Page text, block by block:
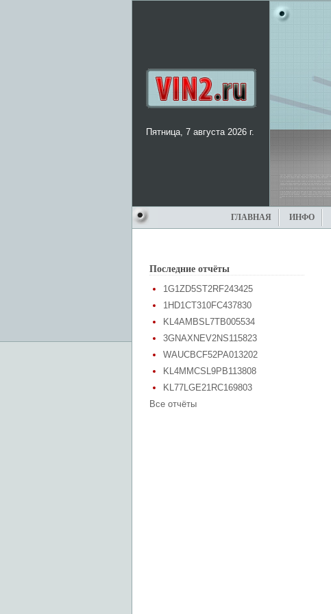
Пятница, 7 августа 2026 г.
ГЛАВНАЯ ИНФО
Последние отчёты
1G1ZD5ST2RF243425
1HD1CT310FC437830
KL4AMBSL7TB005534
3GNAXNEV2NS115823
WAUCBCF52PA013202
KL4MMCSL9PB113808
KL77LGE21RC169803
Все отчёты